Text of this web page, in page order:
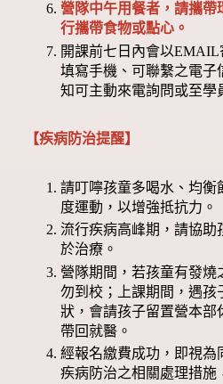
營隊中午用餐者，請攜帶
行攜帶食物或點心。
開課前七日內會以
填寫手機、可聯繫之電子
知可主動來電詢問或至學
【疾病防治提醒】
請叮嚀孩童多喝水、均衡
度運動，以增強抵抗力。
流行疾病高峰期，請協助
於治療。
營隊期間，若孩童有發燒
勿到校；上課期間，遇孩
狀，會請孩子留置營本部
帶回就醫。
經報名繳費成功，即視為
疾病防治之相關處理措施